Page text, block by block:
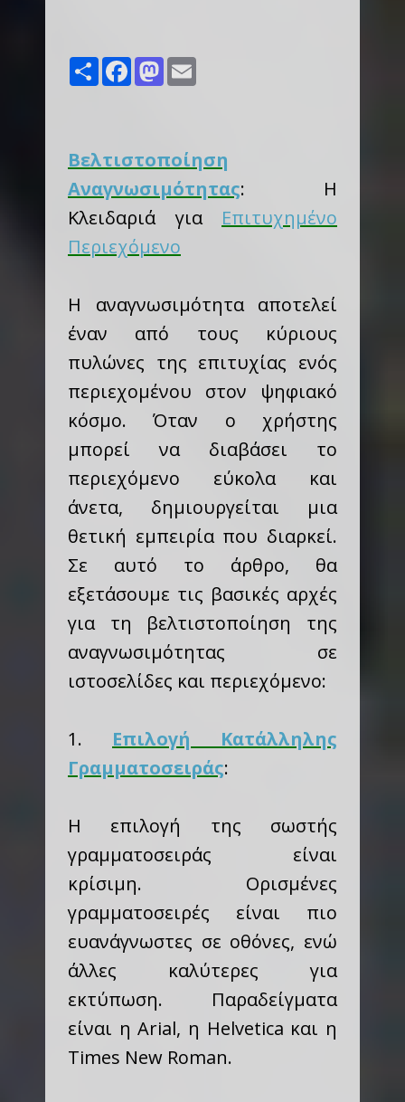
Share FacebookMastodon
Βελτιστοποίηση
Αναγνωσιμότητας: Η
Κλειδαριά για Επιτυχημένο
Περιεχόμενο
Η αναγνωσιμότητα αποτελεί
έναν από τους κύριους
πυλώνες της επιτυχίας ενός
περιεχομένου στον ψηφιακό
κόσμο. Όταν ο χρήστης
μπορεί να διαβάσει το
περιεχόμενο εύκολα και
άνετα, δημιουργείται μια
θετική εμπειρία που διαρκεί.
Σε αυτό το άρθρο, θα
εξετάσουμε τις βασικές αρχές
για τη βελτιστοποίηση της
αναγνωσιμότητας σε
ιστοσελίδες και περιεχόμενο:
1. Επιλογή Κατάλληλης
Γραμματοσειράς:
Η επιλογή της σωστής
γραμματοσειράς είναι
κρίσιμη. Ορισμένες
γραμματοσειρές είναι πιο
ευανάγνωστες σε οθόνες, ενώ
άλλες καλύτερες για
εκτύπωση. Παραδείγματα
είναι η Arial, η Helvetica και η
Times New Roman.